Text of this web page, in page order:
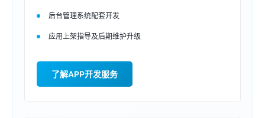
后台管理系统配套开发
应用上架指导及后期维护升级
了解APP开发服务